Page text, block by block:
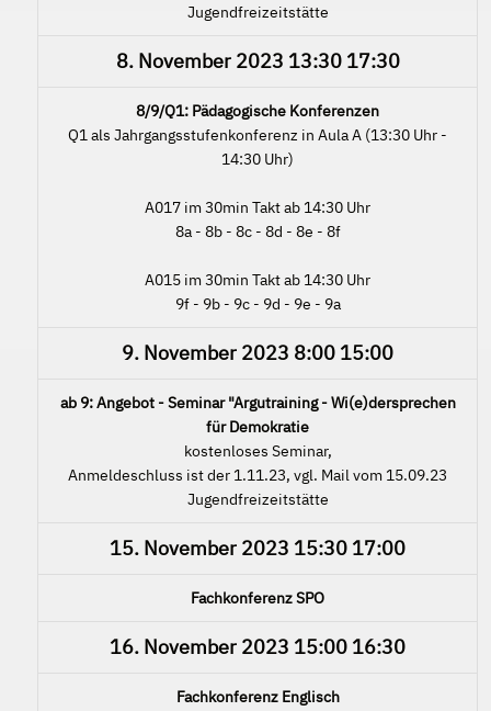
Jugendfreizeitstätte
8. November 2023 13:30 17:30
8/9/Q1: Pädagogische Konferenzen
Q1 als Jahrgangsstufenkonferenz in Aula A (13:30 Uhr -
14:30 Uhr)
A017 im 30min Takt ab 14:30 Uhr
8a - 8b - 8c - 8d - 8e - 8f
A015 im 30min Takt ab 14:30 Uhr
9f - 9b - 9c - 9d - 9e - 9a
9. November 2023 8:00 15:00
ab 9: Angebot - Seminar "Argutraining - Wi(e)dersprechen
für Demokratie
kostenloses Seminar,
Anmeldeschluss ist der 1.11.23, vgl. Mail vom 15.09.23
Jugendfreizeitstätte
15. November 2023 15:30 17:00
Fachkonferenz SPO
16. November 2023 15:00 16:30
Fachkonferenz Englisch